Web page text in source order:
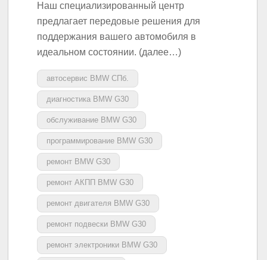
Наш специализированный центр
предлагает передовые решения для
поддержания вашего автомобиля в
идеальном состоянии. (далее…)
автосервис BMW СПб.
диагностика BMW G30
обслуживание BMW G30
программирование BMW G30
ремонт BMW G30
ремонт АКПП BMW G30
ремонт двигателя BMW G30
ремонт подвески BMW G30
ремонт электроники BMW G30